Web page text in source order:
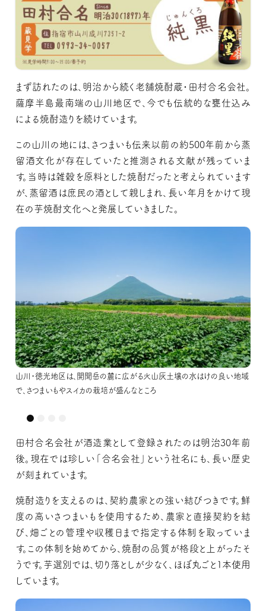
まず訪れたのは、明治から続く老舗焼酎蔵・田村合名会社。
薩摩半島最南端の山川地区で、今でも伝統的な甕仕込み
による焼酎造りを続けています。
この山川の地には、さつまいも伝来以前の約500年前から蒸
留酒文化が存在していたと推測される文献が残っていま
す。当時は雑穀を原料とした焼酎だったと考えられています
が、蒸留酒は庶民の酒として親しまれ、長い年月をかけて現
在の芋焼酎文化へと発展していきました。
山川・徳光地区は、開聞岳の麓に広がる火山灰土壌の水はけの良い地域
で、さつまいもやスイカの栽培が盛んなところ
宝永2（1705）年に琉球からさつまいもの苗を持ち帰り、江戸時代中期、そ
の普及に尽力した前田利右衛門を祀る徳光神社。境内には、その功績を
宝永2（1705）年に琉球からさつまいもの苗を持ち帰り、江戸時代中期、そ
の普及に尽力した前田利右衛門を祀る徳光神社。境内には、その功績を
山川・徳光地区は、開聞岳の麓に広がる火山灰土壌の水はけの良い地域
で、さつまいもやスイカの栽培が盛んなところ
田村合名会社が酒造業として登録されたのは明治30年前
後。現在では珍しい「合名会社」という社名にも、長い歴史
が刻まれています。
焼酎造りを支えるのは、契約農家との強い結びつきです。鮮
度の高いさつまいもを使用するため、農家と直接契約を結
び、畑ごとの管理や収穫日まで指定する体制を取っていま
す。この体制を始めてから、焼酎の品質が格段と上がったそ
うです。芋選別では、切り落としが少なく、ほぼ丸ごと1本使用
しています。